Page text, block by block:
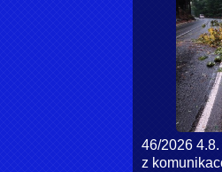
46/2026
z